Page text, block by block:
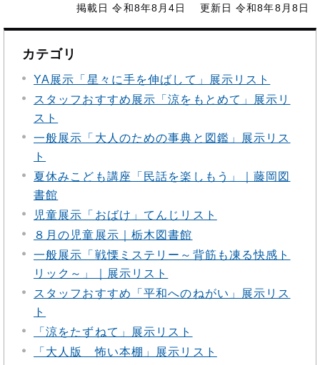
掲載日 令和8年8月4日 更新日 令和8年8月8日
カテゴリ
YA展示「星々に手を伸ばして」展示リスト
スタッフおすすめ展示「涼をもとめて」展示リ
スト
一般展示「大人のための事典と図鑑」展示リス
ト
夏休みこども講座「民話を楽しもう」｜藤岡図
書館
児童展示「おばけ」てんじリスト
８月の児童展示｜栃木図書館
一般展示「戦慄ミステリー～背筋も凍る快感ト
リック～」｜展示リスト
スタッフおすすめ「平和へのねがい」展示リス
ト
「涼をたずねて」展示リスト
「大人版 怖い本棚」展示リスト